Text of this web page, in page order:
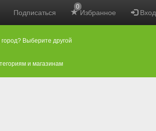
Подписаться Избранное
0
Вход
Выберите другой
и магазинам